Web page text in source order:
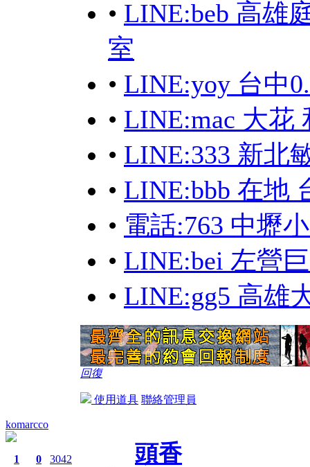
• LINE:beb 高雄
室
• LINE:yoy 台中
• LINE:mac 大花
• LINE:333 新北
• LINE:bbb 在地
• 電話:763 中壢
• LINE:bei 左營
• LINE:gg5 高雄
回復
使用道具 聯絡管理員
komarcco
1 0 3042
頭香